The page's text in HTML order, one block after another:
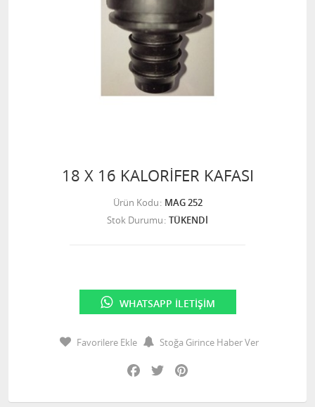
18 X 16 KALORİFER KAFASI
Ürün Kodu MAG 252
Stok Durumu TÜKENDİ
WHATSAPP İLETIŞIM
Favorilere Ekle
Stoğa Girince Haber Ver
Facebook
Twitter